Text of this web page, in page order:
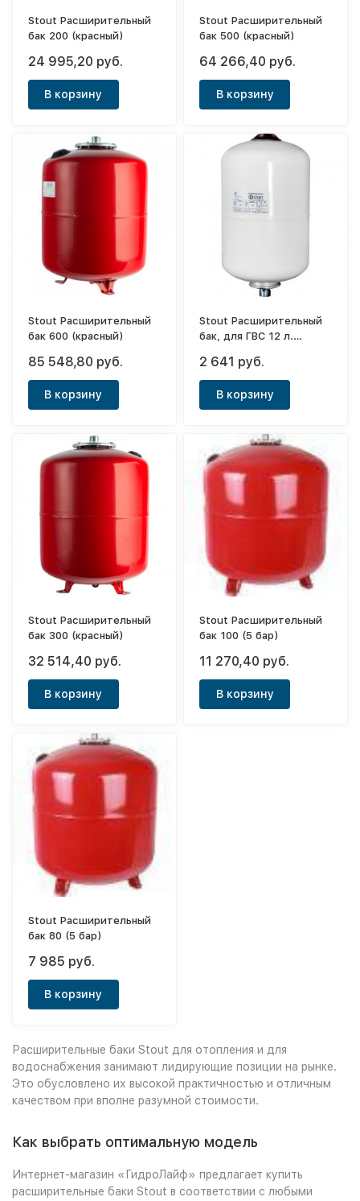
Stout Расширительный
бак 200 (красный)
24 995,20 руб.
В корзину
Stout Расширительный
бак 500 (красный)
64 266,40 руб.
В корзину
Stout Расширительный
бак 600 (красный)
85 548,80 руб.
В корзину
Stout Расширительный
бак, для ГВС 12 л.
2 641 руб.
В корзину
Stout Расширительный
бак 300 (красный)
32 514,40 руб.
В корзину
Stout Расширительный
бак 100 (5 бар)
11 270,40 руб.
В корзину
Stout Расширительный
бак 80 (5 бар)
7 985 руб.
В корзину
Расширительные баки Stout для отопления и для
водоснабжения занимают лидирующие позиции на рынке.
Это обусловлено их высокой практичностью и отличным
качеством при вполне разумной стоимости.
Как выбрать оптимальную модель
Интернет-магазин «ГидроЛайф» предлагает купить
расширительные баки Stout в соответствии с любыми